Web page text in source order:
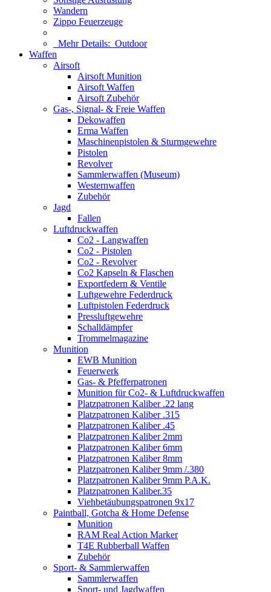
Wandern
Zippo Feuerzeuge
Mehr Details: Outdoor
Waffen
Airsoft
Airsoft Munition
Airsoft Waffen
Airsoft Zubehör
Gas-, Signal- & Freie Waffen
Dekowaffen
Erma Waffen
Maschinenpistolen & Sturmgewehre
Pistolen
Revolver
Sammlerwaffen (Museum)
Westernwaffen
Zubehör
Jagd
Fallen
Luftdruckwaffen
Co2 - Langwaffen
Co2 - Pistolen
Co2 - Revolver
Co2 Kapseln & Flaschen
Exportfedern & Ventile
Luftgewehre Federdruck
Luftpistolen Federdruck
Pressluftgewehre
Schalldämpfer
Trommelmagazine
Munition
EWB Munition
Feuerwerk
Gas- & Pfefferpatronen
Munition für Co2- & Luftdruckwaffen
Platzpatronen Kaliber .22 lang
Platzpatronen Kaliber .315
Platzpatronen Kaliber .45
Platzpatronen Kaliber 2mm
Platzpatronen Kaliber 6mm
Platzpatronen Kaliber 8mm
Platzpatronen Kaliber 9mm /.380
Platzpatronen Kaliber 9mm P.A.K.
Platzpatronen Kaliber.35
Viehbetäubungspatronen 9x17
Paintball, Gotcha & Home Defense
Munition
RAM Real Action Marker
T4E Rubberball Waffen
Zubehör
Sport- & Sammlerwaffen
Sammlerwaffen
Sport- und Jagdwaffen